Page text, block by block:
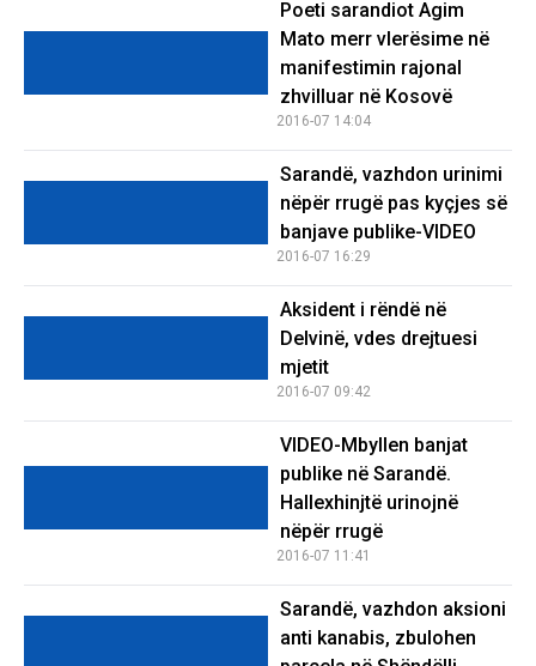
Poeti sarandiot Agim
Mato merr vlerësime në
manifestimin rajonal
zhvilluar në Kosovë
2016-07 14:04
Sarandë, vazhdon urinimi
nëpër rrugë pas kyçjes së
banjave publike-VIDEO
2016-07 16:29
Aksident i rëndë në
Delvinë, vdes drejtuesi
mjetit
2016-07 09:42
VIDEO-Mbyllen banjat
publike në Sarandë.
Hallexhinjtë urinojnë
nëpër rrugë
2016-07 11:41
Sarandë, vazhdon aksioni
anti kanabis, zbulohen